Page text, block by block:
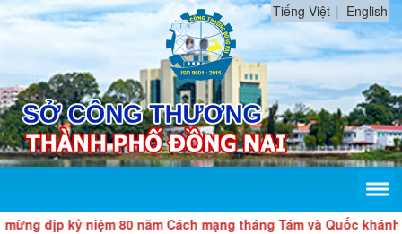
Tiếng Việt English
kỷ niệm 80 năm Cách mạng tháng Tám và Quốc khánh 2/9